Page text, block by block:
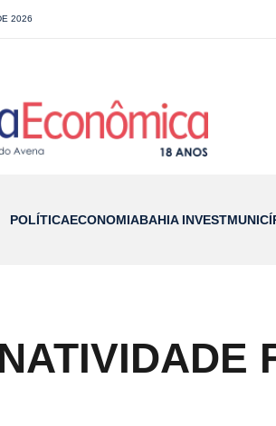
2026
POLÍTICAECONOMIABAHIA INVEST